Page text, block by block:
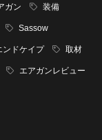
ガン 装備
Sassow
ンドケイプ 取材
エアガンレビュー